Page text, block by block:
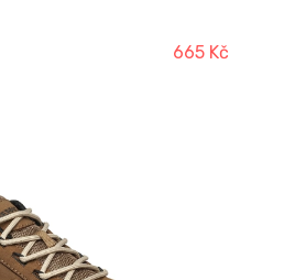
Svršek: textilie MESH
Stélka: Soft foam – HI-
665 Kč